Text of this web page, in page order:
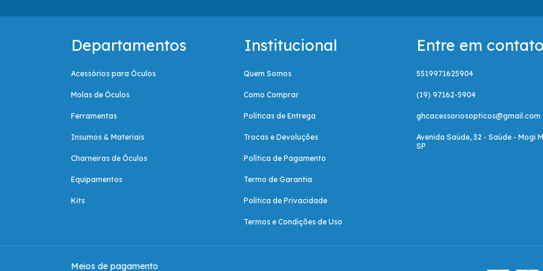
Departamentos
Acessórios para Óculos
Molas de Óculos
Ferramentas
Insumos & Materiais
Charneiras de Óculos
Equipamentos
Kits
Institucional
Quem Somos
Como Comprar
Políticas de Entrega
Trocas e Devoluções
Política de Pagamento
Termo de Garantia
Política de Privacidade
Termos e Condições de Uso
Entre em contato
5519971625904
(19) 97162-5904
ghcacessoriosopticos@gmail.com
Avenida Saúde, 32 - Saúde - Mogi
SP
Meios de pagamento